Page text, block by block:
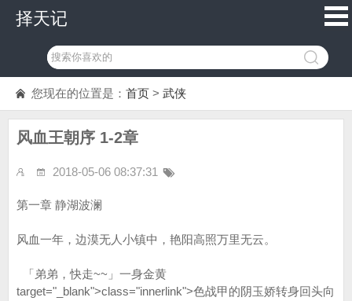
择天记
您现在的位置是： 首页 > 武侠
风血王朝序 1-2章
2018-05-06 08:37:31
第一章 静湖波澜
风血一年，边漠无人小镇中，艳阳高照万里无云。
「弟弟，快走~~」一身金黄
target="_blank">class="innerlink">色战甲的阴玉娇转身回头向